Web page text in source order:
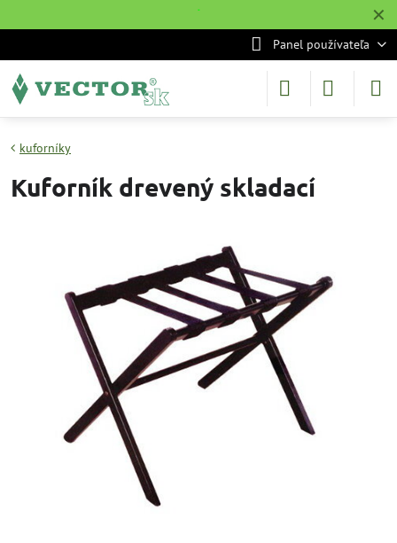
✕
˙
Panel používateľa
kuforníky
Kuforník drevený skladací